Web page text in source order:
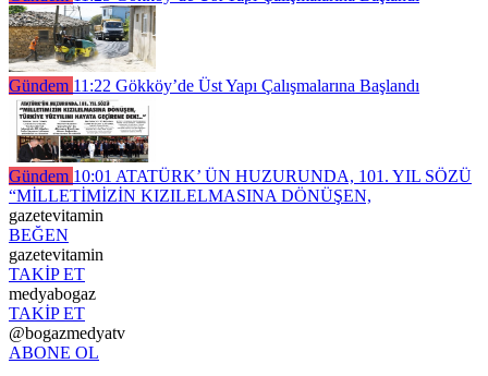
Gündem 11:22 Gökköy’de Üst Yapı Çalışmalarına Başlandı
Gündem 10:01 ATATÜRK’ ÜN HUZURUNDA, 101. YIL SÖZÜ
“MİLLETİMİZİN KIZILELMASINA DÖNÜŞEN,
gazetevitamin
BEĞEN
gazetevitamin
TAKİP ET
medyabogaz
TAKİP ET
@bogazmedyatv
ABONE OL